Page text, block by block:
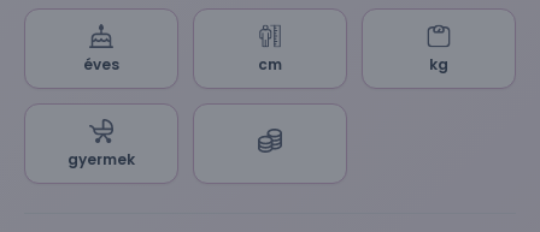
éves cm kg
gyermek